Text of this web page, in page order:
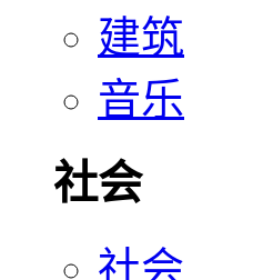
建筑
音乐
社会
社会